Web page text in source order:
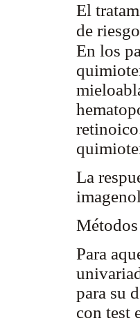
El
de riesgo
En los
La
Para
para su
con test